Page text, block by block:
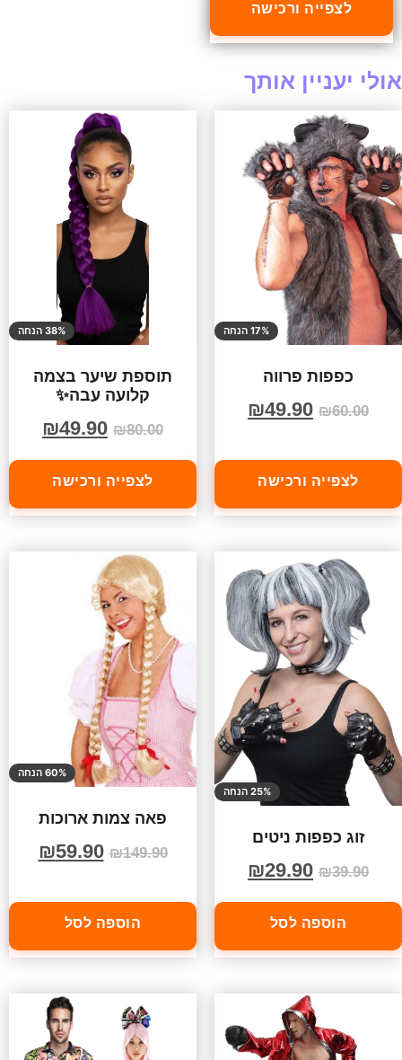
לצפייה ורכישה
אולי יעניין אותך
17% הנחה
כפפות פרווה
₪60.00
₪49.90
לצפייה ורכישה
38% הנחה
תוספת שיער בצמה
קלועה עבה✨
₪80.00
₪49.90
לצפייה ורכישה
25% הנחה
זוג כפפות ניטים
₪39.90
₪29.90
הוספה לסל
60% הנחה
פאה צמות ארוכות
₪149.90
₪59.90
הוספה לסל